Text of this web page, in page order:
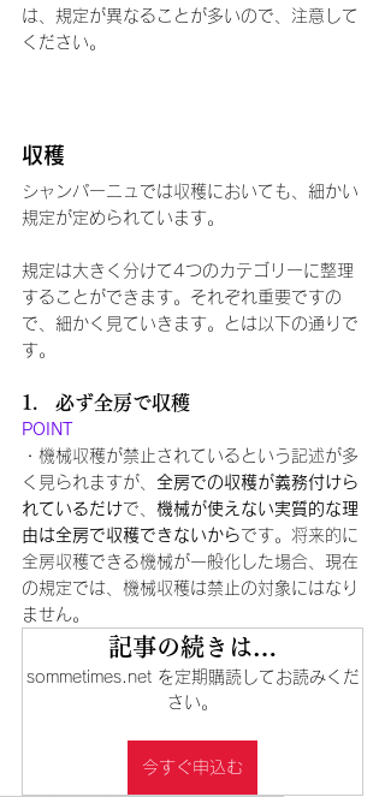
は、規定が異なることが多いので、注意して
ください。
収穫
シャンパーニュでは収穫においても、細かい
規定が定められています。
規定は大きく分けて4つのカテゴリーに整理
することができます。それぞれ重要ですの
で、細かく見ていきます。とは以下の通りで
す。
1.   必ず全房で収穫
POINT
・機械収穫が禁止されているという記述が多
く見られますが、 全房での収穫が義務付けら
れているだけで、 機械が使えない実質的な理
由は全房で収穫できないからです。将来的に
全房収穫できる機械が一般化した場合、現在
の規定では、機械収穫は禁止の対象にはなり
ません。
記事の続きは…
sommetimes.net を定期購読してお読みくだ
さい。
今すぐ申込む